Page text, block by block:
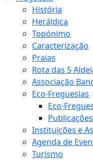
História
Heráldica
Topónimo
Caracterização
Praias
Rota das 5
Associação
Eco-Freguesias
Eco-
Instituições e
Agenda de
Turismo